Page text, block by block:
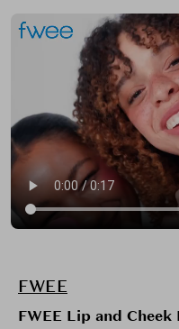
FWEE
FWEE Lip and